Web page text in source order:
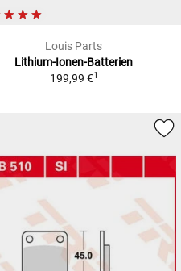
Louis Parts
Lithium-Ionen-Batterien
199,99 €1